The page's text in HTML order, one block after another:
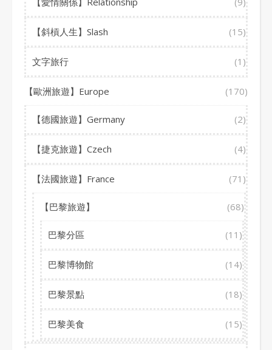
【斜槓人生】Slash (15)
文字旅行 (1)
【歐洲旅遊】Europe (170)
【德國旅遊】Germany (2)
【捷克旅遊】Czech (4)
【法國旅遊】France (71)
【巴黎旅遊】 (68)
巴黎分區 (11)
巴黎博物館 (14)
巴黎景點 (18)
巴黎美食 (15)